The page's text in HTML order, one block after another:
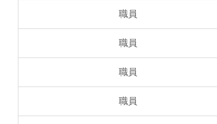
職員
職員
職員
職員